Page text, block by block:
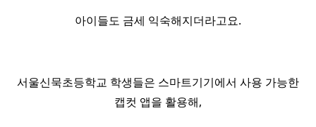
아이들도 금세 익숙해지더라고요.
서울신묵초등학교 학생들은 스마트기기에서 사용 가능한
캡컷 앱을 활용해,